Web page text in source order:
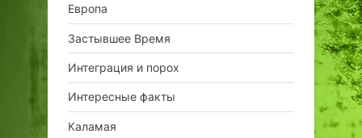
Европа
Застывшее Время
Интеграция и порох
Интересные факты
Каламая